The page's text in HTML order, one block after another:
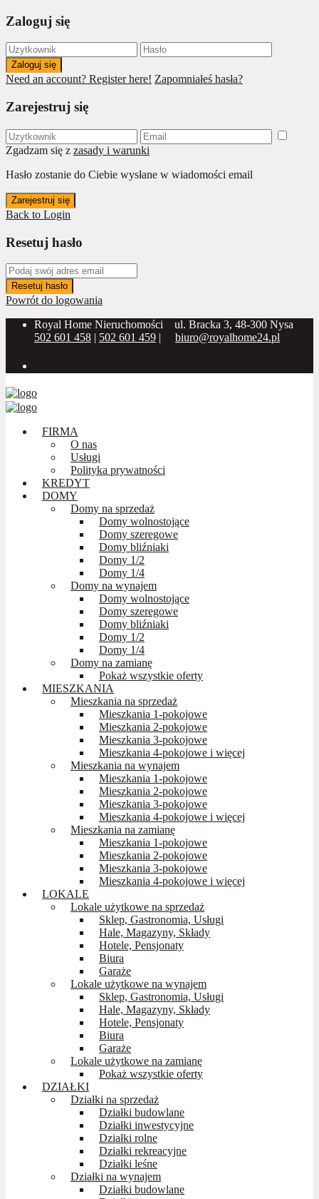
Zaloguj się
Zaloguj się
Need an account? Register here! Zapomniałeś hasła?
Zarejestruj się
Zgadzam się z zasady i warunki
Hasło zostanie do Ciebie wysłane w wiadomości email
Zarejestruj się
Back to Login
Resetuj hasło
Resetuj hasło
Powrót do logowania
Royal Home Nieruchomości
ul. Bracka 3, 48-300 Nysa
502 601 458 | 502 601 459 | biuro@royalhome24.pl
FIRMA
O nas
Usługi
Polityka prywatności
KREDYT
DOMY
Domy na sprzedaż
Domy wolnostojące
Domy szeregowe
Domy bliźniaki
Domy 1/2
Domy 1/4
Domy na wynajem
Domy wolnostojące
Domy szeregowe
Domy bliźniaki
Domy 1/2
Domy 1/4
Domy na zamianę
Pokaż wszystkie oferty
MIESZKANIA
Mieszkania na sprzedaż
Mieszkania 1-pokojowe
Mieszkania 2-pokojowe
Mieszkania 3-pokojowe
Mieszkania 4-pokojowe i więcej
Mieszkania na wynajem
Mieszkania 1-pokojowe
Mieszkania 2-pokojowe
Mieszkania 3-pokojowe
Mieszkania 4-pokojowe i więcej
Mieszkania na zamianę
Mieszkania 1-pokojowe
Mieszkania 2-pokojowe
Mieszkania 3-pokojowe
Mieszkania 4-pokojowe i więcej
LOKALE
Lokale użytkowe na sprzedaż
Sklep, Gastronomia, Usługi
Hale, Magazyny, Składy
Hotele, Pensjonaty
Biura
Garaże
Lokale użytkowe na wynajem
Sklep, Gastronomia, Usługi
Hale, Magazyny, Składy
Hotele, Pensjonaty
Biura
Garaże
Lokale użytkowe na zamianę
Pokaż wszystkie oferty
DZIAŁKI
Działki na sprzedaż
Działki budowlane
Działki inwestycyjne
Działki rolne
Działki rekreacyjne
Działki leśne
Działki na wynajem
Działki budowlane